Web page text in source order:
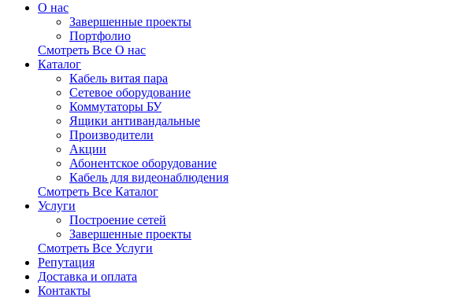
О нас
Завершенные проекты
Портфолио
Смотреть Все О нас
Каталог
Кабель витая пара
Сетевое оборудование
Коммутаторы БУ
Ящики антивандальные
Производители
Акции
Абонентское оборудование
Кабель для видеонаблюдения
Смотреть Все Каталог
Услуги
Построение сетей
Завершенные проекты
Смотреть Все Услуги
Репутация
Доставка и оплата
Контакты